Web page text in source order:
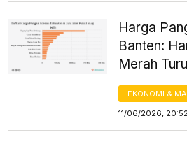
Harga
Banten:
Merah
EKONOMI &
11/06/2026,